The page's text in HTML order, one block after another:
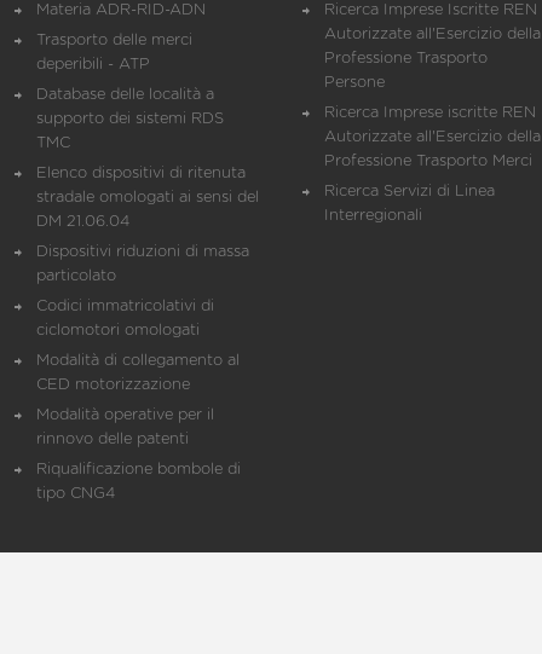
Materia ADR-RID-ADN
Trasporto delle merci
deperibili - ATP
Database delle località a
supporto dei sistemi RDS
TMC
Elenco dispositivi di ritenuta
stradale omologati ai sensi del
DM 21.06.04
Dispositivi riduzioni di massa
particolato
Codici immatricolativi di
ciclomotori omologati
Modalità di collegamento al
CED motorizzazione
Modalità operative per il
rinnovo delle patenti
Riqualificazione bombole di
tipo CNG4
Ricerca Imprese Iscritte REN
Autorizzate all'Esercizio della
Professione Trasporto
Persone
Ricerca Imprese iscritte REN
Autorizzate all'Esercizio della
Professione Trasporto Merci
Ricerca Servizi di Linea
Interregionali